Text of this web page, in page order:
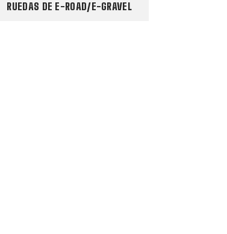
RUEDAS DE E-ROAD/E-GRAVEL